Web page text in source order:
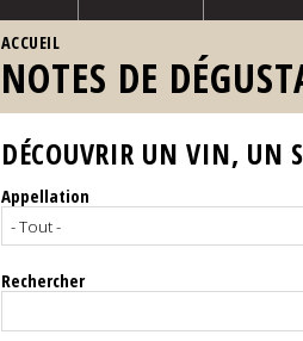
ACCUEIL
NOTES DE
DÉCOUVRIR UN VIN, UN
Appellation
Rechercher